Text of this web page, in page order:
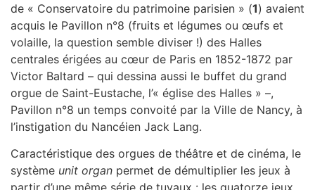
de « Conservatoire du patrimoine parisien » (1) avaient
acquis le Pavillon n°8 (fruits et légumes ou œufs et
volaille, la question semble diviser !) des Halles
centrales érigées au cœur de Paris en 1852-1872 par
Victor Baltard – qui dessina aussi le buffet du grand
orgue de Saint-Eustache, l’« église des Halles » –,
Pavillon n°8 un temps convoité par la Ville de Nancy, à
l’instigation du Nancéien Jack Lang.
Caractéristique des orgues de théâtre et de cinéma, le
système unit organ permet de démultiplier les jeux à